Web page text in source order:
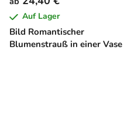
Bild Romantischer
Blumenstrauß in einer Vase
Auf Lager